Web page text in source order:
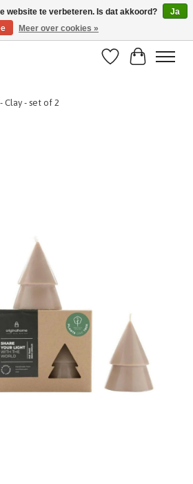
van 31/07 t;e.m. 17/8
Verlanglijst
Clay - set of 2
website te verbeteren. Is dat akkoord?
Ja
Meer over cookies »